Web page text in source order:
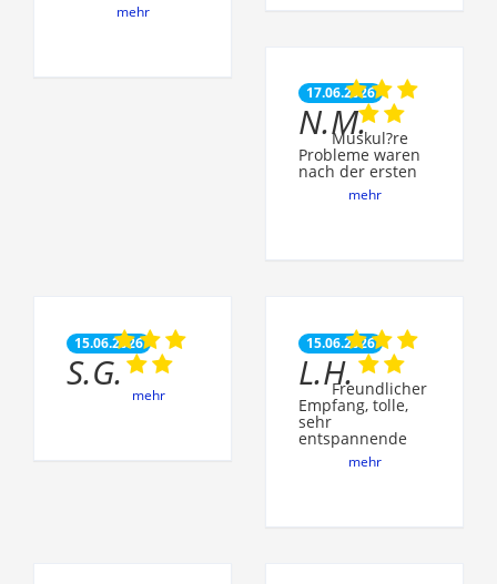
mehr
17.06.2026
N.M.Muskul?re
Probleme waren
nach der ersten
mehr
15.06.2026
S.G.
mehr
15.06.2026
L.H.Freundlicher
Empfang, tolle,
sehr
entspannende
mehr